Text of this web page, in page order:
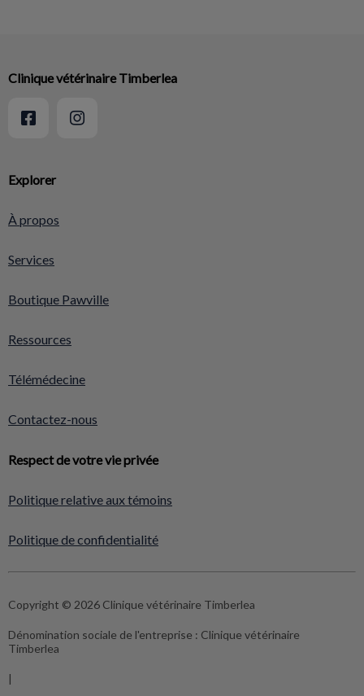
Explorer
À propos
Services
Boutique Pawville
Ressources
Télémédecine
Contactez-nous
Respect de votre vie privée
Politique relative aux témoins
Politique de confidentialité
Clinique vétérinaire Timberlea
Copyright © 2026 Clinique vétérinaire Timberlea
Dénomination sociale de l'entreprise : Clinique vétérinaire
Timberlea
|